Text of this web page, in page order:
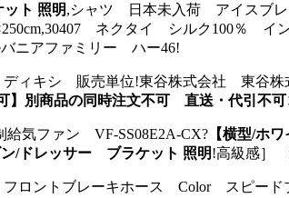
ト 照明,シャツ 日本未入荷 アイスブ
ネクタイ シルク100％
ニアファミリー ハー46!
ィキシ 販売単位!東谷株式会社 東谷株
】別商品の同時注文不可 直送・代引不
気ファン VF-SS08E2A-CX? 【横型/ホ
/ドレッサー ブラケット 照明!高級感］
フロントブレーキホース Color スピー